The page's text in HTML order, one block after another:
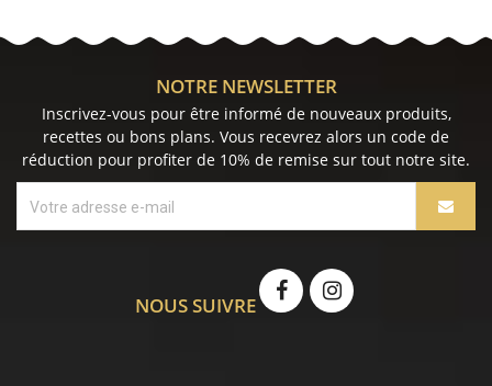
NOTRE NEWSLETTER
Inscrivez-vous pour être informé de nouveaux produits,
recettes ou bons plans. Vous recevrez alors un code de
réduction pour profiter de 10% de remise sur tout notre site.
NOUS SUIVRE